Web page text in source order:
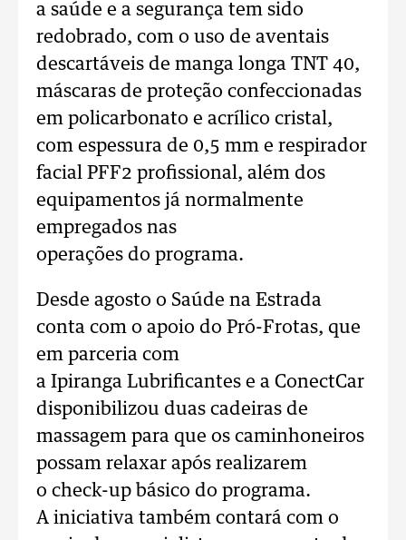
a saúde e a segurança tem sido
redobrado, com o uso de aventais
descartáveis de manga longa TNT 40,
máscaras de proteção confeccionadas
em policarbonato e acrílico cristal,
com espessura de 0,5 mm e respirador
facial PFF2 profissional, além dos
equipamentos já normalmente
empregados nas
operações do programa.
Desde agosto o Saúde na Estrada
conta com o apoio do Pró-Frotas, que
em parceria com
a Ipiranga Lubrificantes e a ConectCar
disponibilizou duas cadeiras de
massagem para que os caminhoneiros
possam relaxar após realizarem
o check-up básico do programa.
A iniciativa também contará com o